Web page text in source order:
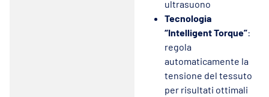
ultrasuono
Tecnologia
“Intelligent Torque”:
regola
automaticamente la
tensione del tessuto
per risultati ottimali